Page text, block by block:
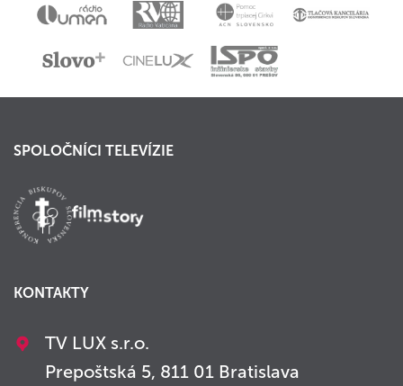
SPOLOČNÍCI TELEVÍZIE
KONTAKTY
TV LUX s.r.o.
Prepoštská 5, 811 01 Bratislava